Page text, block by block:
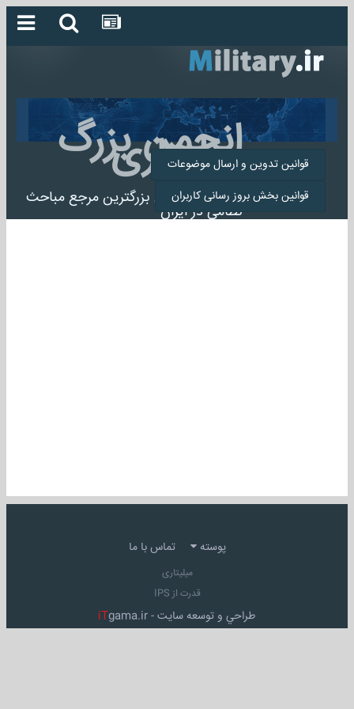
انجمن بزرگ
میلیتاری
انجمن میلیتاری بزرگترین مرجع مباحث
نظامی در ایران
قوانین تدوین و ارسال موضوعات
قوانین بخش بروز رسانی کاربران
پوسته تماس با ما
میلیتاری
قدرت از IPS
طراحي و توسعه سايت - iTgama.ir